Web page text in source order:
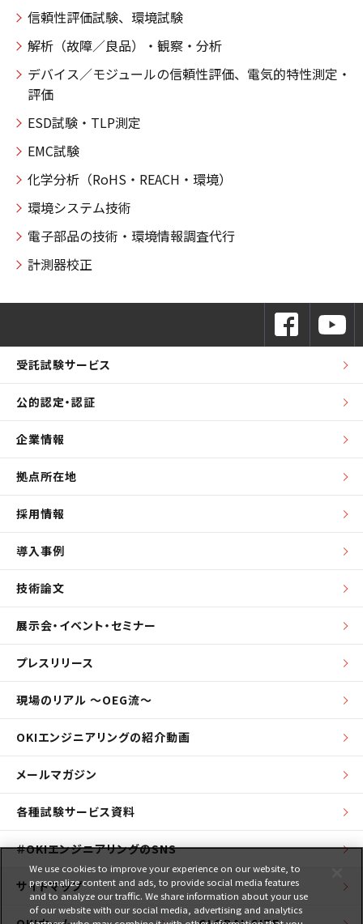
信頼性評価試験、環境試験
解析（故障／良品）・観察・分析
デバイス／モジュールの信頼性評価、電気的特性測定・
評価
ESD試験・TLP測定
EMC試験
化学分析（RoHS・REACH・環境）
環境システム技術
電子部品の技術・環境情報調査代行
計測器校正
受託試験サービス
公的認定・認証
企業情報
拠点所在地
採用情報
導入事例
技術論文
展示会・イベント・セミナー
プレスリリース
現場のリアル ～OEG流～
OKIエンジニアリングの紹介動画
メールマガジン
各種試験サービス資料
＃OKIエンジニアリングのSNS
サイトマップ
We use cookies to improve your experience on our website, to
personalize content and ads, to provide social media features
and to analyze our traffic. We share information about your use
of our website with our social media, advertising and analytics